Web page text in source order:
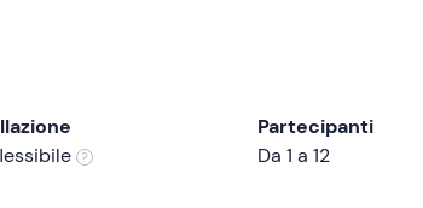
Partecipanti
Da 1 a 12